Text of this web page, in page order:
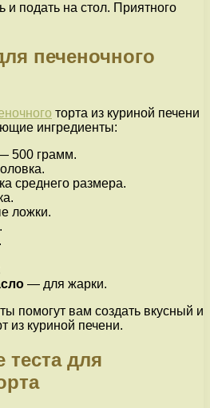
и подать на стол. Приятного
печеночного
торта из куриной печени
ингредиенты:
500 грамм.
среднего размера.
ложки.
— для жарки.
помогут вам создать вкусный и
из куриной печени.
теста для